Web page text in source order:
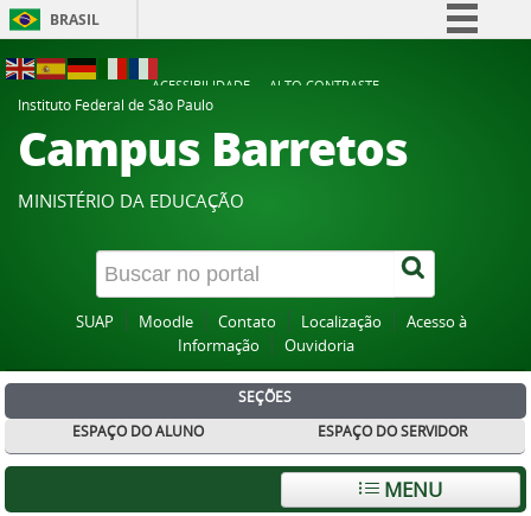
BRASIL
Participe
Acesso à informação
Canais
ACESSIBILIDADE
ALTO CONTRASTE
Instituto Federal de São Paulo
Campus Barretos
MINISTÉRIO DA EDUCAÇÃO
SUAP Moodle Contato Localização
Acesso à
Informação
Ouvidoria
SEÇÕES
ESPAÇO DO ALUNO
ESPAÇO DO SERVIDOR
MENU